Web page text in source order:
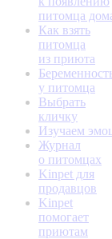
питомца
Как взять
питомца
из приюта
у питомца
Выбрать
кличку
Изучаем
Журнал
о питомцах
Kinpet для
продавцов
Kinpet
помогает
приютам